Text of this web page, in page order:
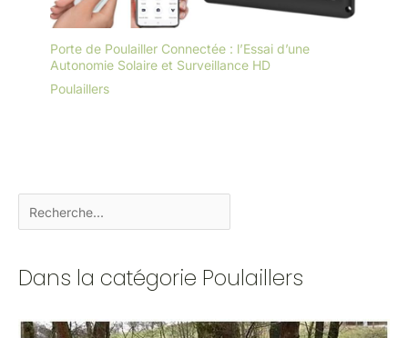
Porte de Poulailler Connectée : l’Essai d’une
Autonomie Solaire et Surveillance HD
Poulaillers
Dans la catégorie Poulaillers